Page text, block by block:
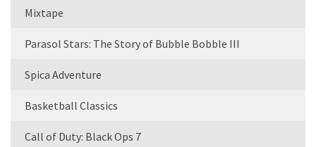
Mixtape
Parasol Stars: The Story of Bubble Bobble III
Spica Adventure
Basketball Classics
Call of Duty: Black Ops 7